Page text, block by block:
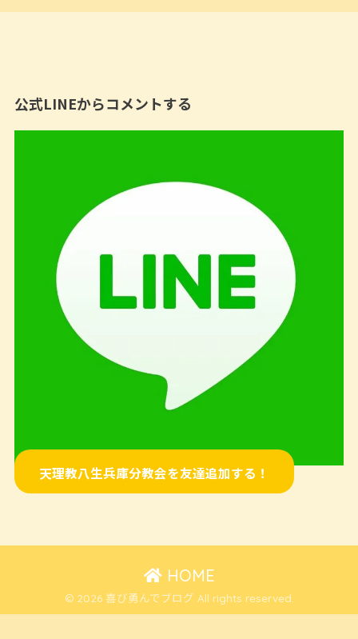
公式LINEからコメントする
天理教八生兵庫分教会を友達追加する！
HOME
© 2026 喜び勇んでブログ All rights reserved.